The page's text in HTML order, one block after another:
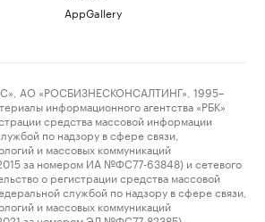
AppGallery
АО «РОСБИЗНЕСКОНСАЛТИНГ», 1995–
информационного агентства «РБК»
средства массовой информации
по надзору в сфере связи,
и массовых коммуникаций
за номером ИА №ФС77-63848) и сетевого
о регистрации средства массовой
службой по надзору в сфере связи,
и массовых коммуникаций